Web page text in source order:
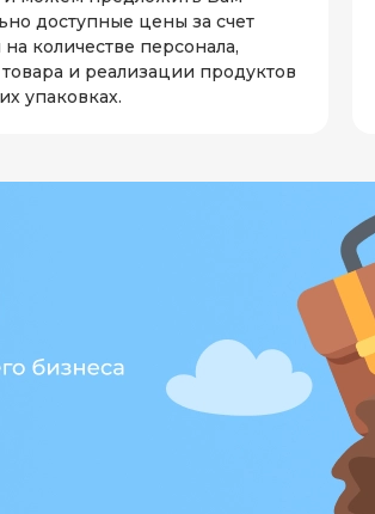
доступные цены за счет
количестве персонала,
и реализации продуктов
упаковках.